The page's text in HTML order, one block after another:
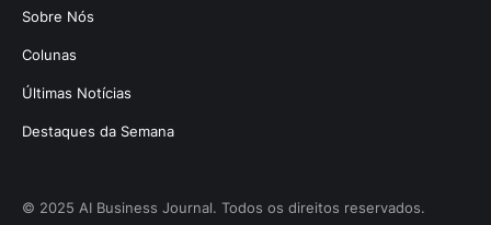
Sobre Nós
Colunas
Últimas Notícias
Destaques da Semana
© 2025 AI Business Journal. Todos os direitos reservados.